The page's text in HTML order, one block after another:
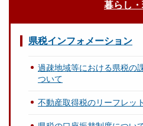
暮らし
県税インフォメーション
過疎地域等における県税の
ついて
不動産取得税のリーフレッ